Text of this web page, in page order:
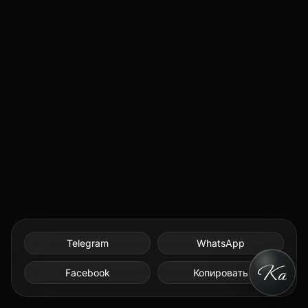
Telegram WhatsApp
Facebook Копировать